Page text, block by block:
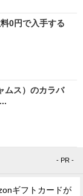
0円で入手する
ムス）のカラバ
- PR -
ギフトカードが